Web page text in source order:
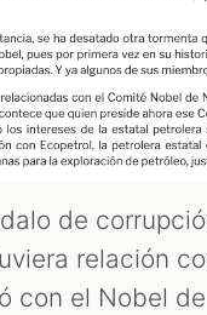
de
relación
con el Nobel